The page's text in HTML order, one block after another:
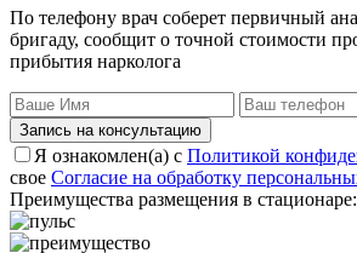
По телефону врач соберет первичный
бригаду, сообщит о точной стоимости
прибытия нарколога
Запись на консультацию
Я ознакомлен(а) с Политикой
свое Согласие на обработку
Преимущества размещения в стационаре: